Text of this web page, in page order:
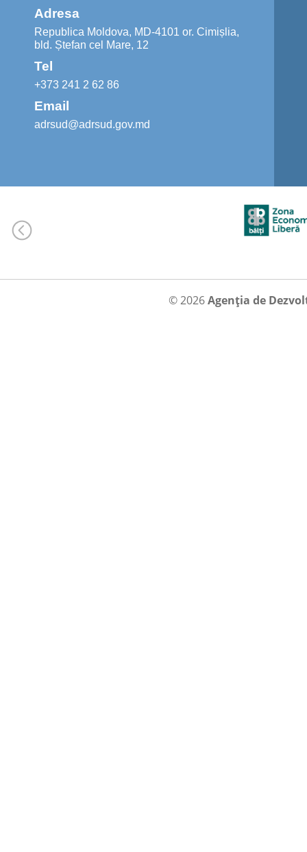
Adresa
Republica Moldova, MD-4101 or. Cimișlia,
bld. Ștefan cel Mare, 12
Tel
+373 241 2 62 86
Email
adrsud@adrsud.gov.md
© 2026Agenția de